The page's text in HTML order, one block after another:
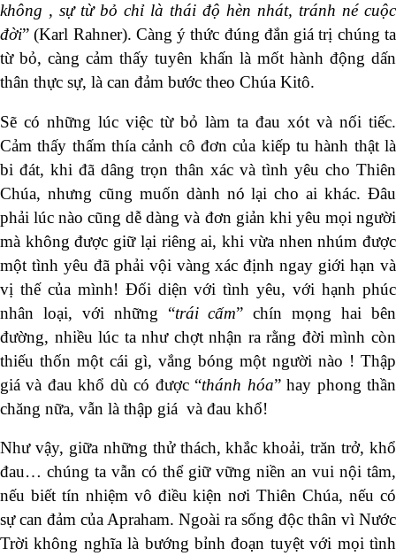
không , sự từ bỏ chỉ là thái độ hèn nhát, tránh né cuộc
đời” (Karl Rahner). Càng ý thức đúng đắn giá trị chúng ta
từ bỏ, càng cảm thấy tuyên khấn là mốt hành động dấn
thân thực sự, là can đảm bước theo Chúa Kitô.
Sẽ có những lúc việc từ bỏ làm ta đau xót và nối tiếc.
Cảm thấy thấm thía cảnh cô đơn của kiếp tu hành thật là
bi đát, khi đã dâng trọn thân xác và tình yêu cho Thiên
Chúa, nhưng cũng muốn dành nó lại cho ai khác. Đâu
phải lúc nào cũng dễ dàng và đơn giản khi yêu mọi người
mà không được giữ lại riêng ai, khi vừa nhen nhúm được
một tình yêu đã phải vội vàng xác định ngay giới hạn và
vị thế của mình! Đối diện với tình yêu, với hạnh phúc
nhân loại, với những “trái cấm” chín mọng hai bên
đường, nhiều lúc ta như chợt nhận ra rằng đời mình còn
thiếu thốn một cái gì, vắng bóng một người nào ! Thập
giá và đau khổ dù có được “thánh hóa” hay phong thần
chăng nữa, vẫn là thập giá và đau khổ!
Như vậy, giữa những thử thách, khắc khoải, trăn trở, khổ
đau… chúng ta vẫn có thể giữ vững niền an vui nội tâm,
nếu biết tín nhiệm vô điều kiện nơi Thiên Chúa, nếu có
sự can đảm của Apraham. Ngoài ra sống độc thân vì Nước
Trời không nghĩa là bướng bỉnh đoạn tuyệt với mọi tình